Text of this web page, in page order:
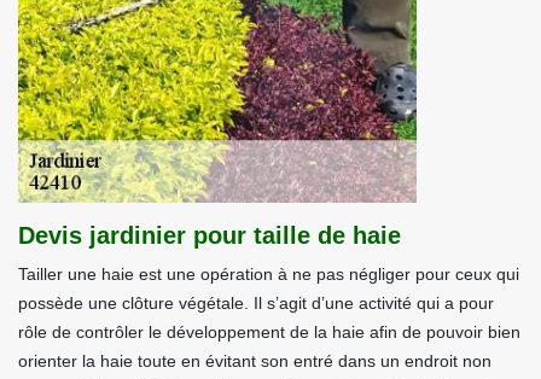
Devis jardinier pour taille de haie
Tailler une haie est une opération à ne pas négliger pour ceux qui
possède une clôture végétale. Il s’agit d’une activité qui a pour
rôle de contrôler le développement de la haie afin de pouvoir bien
orienter la haie toute en évitant son entré dans un endroit non